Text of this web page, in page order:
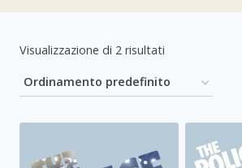
Visualizzazione di 2 risultati